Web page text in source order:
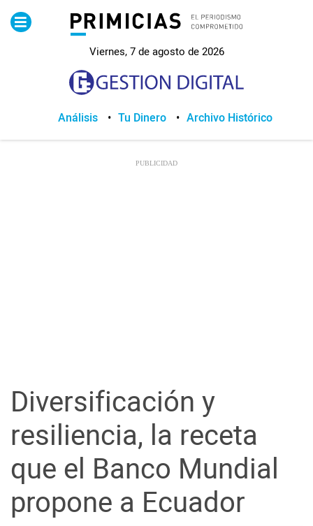
Viernes, 7 de agosto de 2026
Lo Último
Política
Sociedad
Trending
Ciencia y Tecnología
Análisis Tu Dinero Archivo Histórico
Diversificación y
resiliencia, la receta
que el Banco Mundial
propone a Ecuador